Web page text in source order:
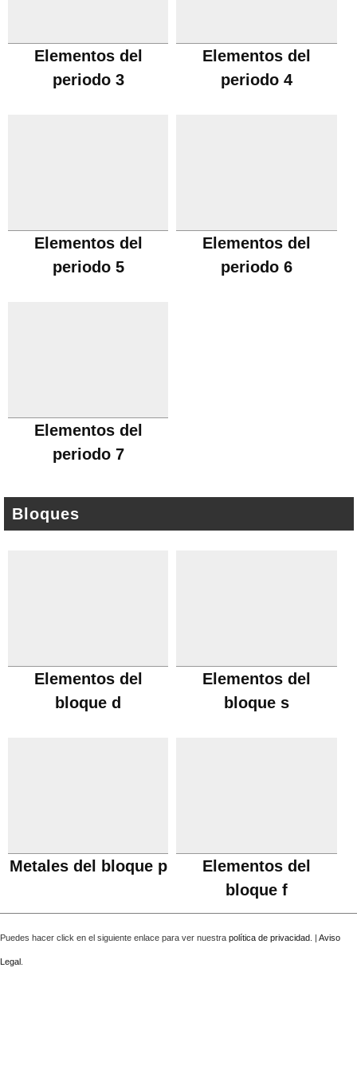
Elementos del
periodo 3
Elementos del
periodo 4
Elementos del
periodo 5
Elementos del
periodo 6
Elementos del
periodo 7
Bloques
Elementos del
bloque d
Elementos del
bloque s
Metales del bloque p
Elementos del
bloque f
Puedes hacer click en el siguiente enlace para ver nuestra política de privacidad . | Aviso
Legal